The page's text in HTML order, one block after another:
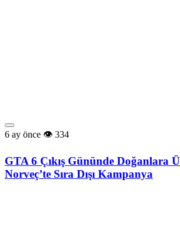
6 ay önce 334
GTA 6 Çıkış Gününde Doğanlara
Norveç’te Sıra Dışı Kampanya